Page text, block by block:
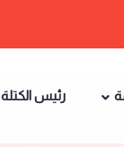
رئيس الكتلة